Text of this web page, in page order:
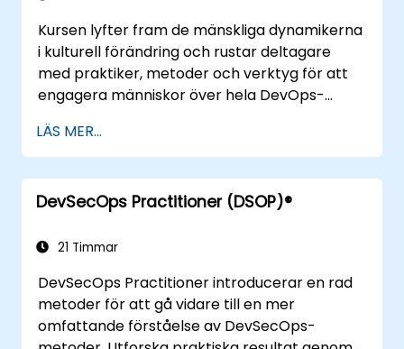
Kursen lyfter fram de mänskliga dynamikerna
i kulturell förändring och rustar deltagare
med praktiker, metoder och verktyg för att
engagera människor över hela DevOps-
scenarier och fallstudier. Efter kursens
slutförande kommer deltagarna att ha
konkreta resultat att utnyttja när de
återvänder till kontoret, som förståelse för
LÄS MER...
DevSecOps Practitioner (DSOP)®
21 Timmar
DevSecOps Practitioner introducerar en rad
metoder för att gå vidare till en mer
omfattande förståelse av DevSecOps-